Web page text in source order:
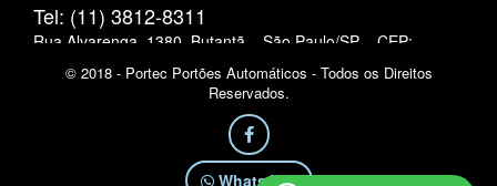
Tel: (11) 3812-8311
Rua Alvarenga, 1380, Butantã – São Paulo/SP – CEP:
05509-002
© 2018 - Portec Portões Automáticos - Todos os Direitos
Reservados.
WhatsApp